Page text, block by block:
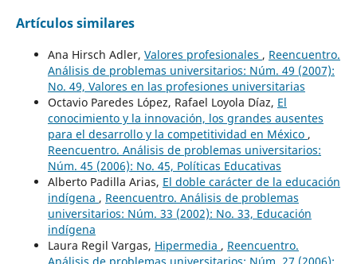
Artículos similares
Ana Hirsch Adler, Valores profesionales , Reencuentro.
Análisis de problemas universitarios: Núm. 49 (2007):
No. 49, Valores en las profesiones universitarias
Octavio Paredes López, Rafael Loyola Díaz, El
conocimiento y la innovación, los grandes ausentes
para el desarrollo y la competitividad en México ,
Reencuentro. Análisis de problemas universitarios:
Núm. 45 (2006): No. 45, Políticas Educativas
Alberto Padilla Arias, El doble carácter de la educación
indígena , Reencuentro. Análisis de problemas
universitarios: Núm. 33 (2002): No. 33, Educación
indígena
Laura Regil Vargas, Hipermedia , Reencuentro.
Análisis de problemas universitarios: Núm. 27 (2006):